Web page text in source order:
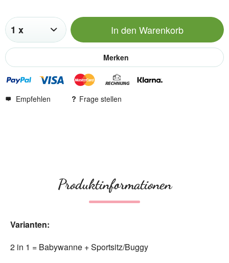
In den Warenkorb
Merken
Empfehlen Frage stellen
Produktinformationen
Varianten:
2 in 1 = Babywanne + Sportsitz/Buggy